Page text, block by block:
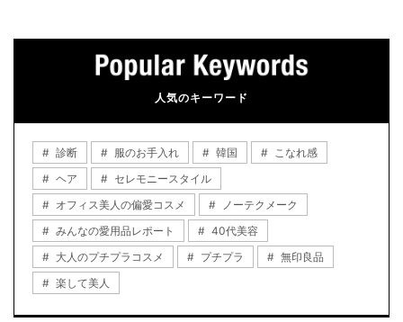
人気のキーワード
診断 服のお手入れ 韓国
こなれ感
ヘア
セレモニースタイル
オフィス美人の偏愛コスメ
ノーテクメーク
みんなの愛用品レポート
40代美容
大人のプチプラコスメ
プチプラ
無印良品
楽して美人